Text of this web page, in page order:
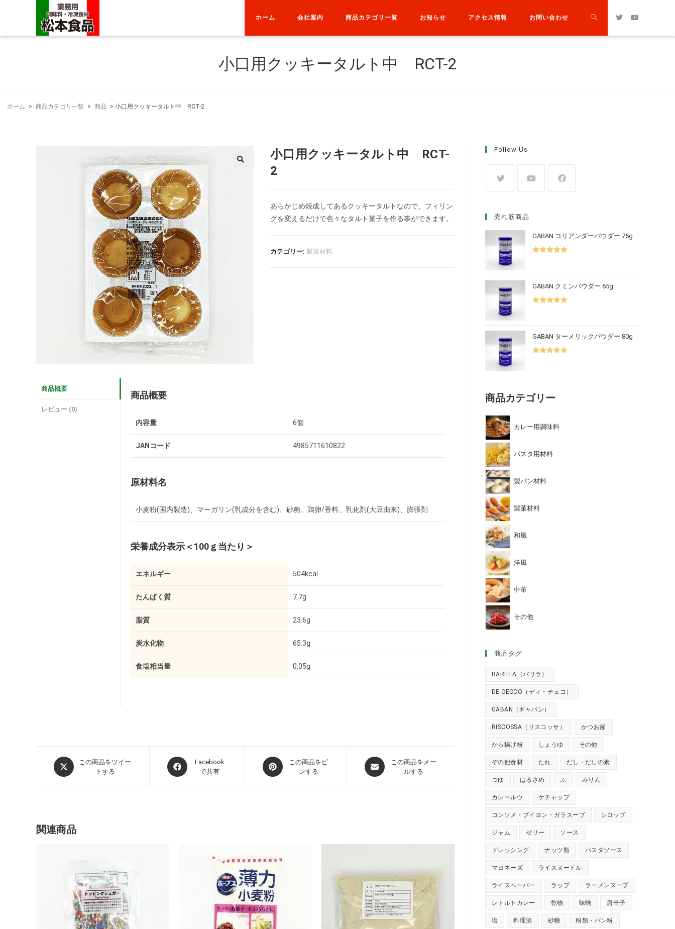
ホーム 会社案内 商品カテゴリ一覧 お知らせ アクセス情報 お問い合わせ
小口用クッキータルト中 RCT-2
ホーム > 商品カテゴリ一覧 > 商品 > 小口用クッキータルト中 RCT-2
小口用クッキータルト中 RCT-
2
あらかじめ焼成してあるクッキータルトなので、フィリン
グを変えるだけで色々なタルト菓子を作る事ができます。
カテゴリー: 製菓材料
商品概要
レビュー (0)
商品概要
内容量 6個
JANコード 4985711610822
原材料名
小麦粉(国内製造)、マーガリン(乳成分を含む)、砂糖、鶏卵/香料、乳化剤(大豆由来)、膨張剤
栄養成分表示＜100ｇ当たり＞
エネルギー 504kcal
たんぱく質 7.7g
脂質 23.6g
炭水化物 65.3g
食塩相当量 0.05g
この商品をツイー
トする
Facebook
で共有
この商品をピ
ンする
この商品をメー
ルする
関連商品
Follow Us
売れ筋商品
GABAN コリアンダーパウダー 75g
GABAN クミンパウダー 65g
GABAN ターメリックパウダー 80g
商品カテゴリー
カレー用調味料
パスタ用材料
製パン材料
製菓材料
和風
洋風
中華
その他
商品タグ
BARILLA（バリラ）
DE CECCO（ディ・チェコ）
GABAN（ギャバン）
RISCOSSA（リスコッサ） かつお節
から揚げ粉 しょうゆ その他
ぞの他食材 たれ だし・だしの素
つゆ はるさめ ふ みりん
カレールウ ケチャップ
コンソメ・ブイヨン・ガラスープ シロップ
ジャム ゼリー ソース
ドレッシング ナッツ類 パスタソース
マヨネーズ ライスヌードル
ライスペーパー ラップ ラーメンスープ
レトルトカレー 乾物 味噌 唐辛子
塩 料理酒 砂糖 粉類・パン粉